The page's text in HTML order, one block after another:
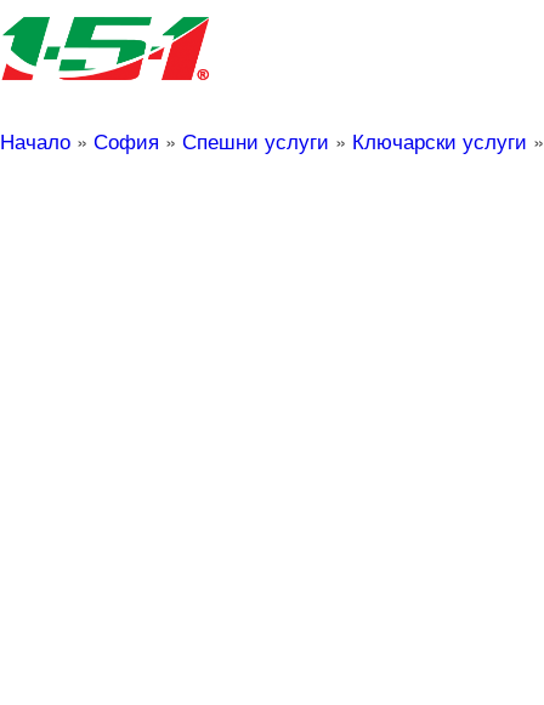
Начало » София » Спешни услуги » Ключарски услуги